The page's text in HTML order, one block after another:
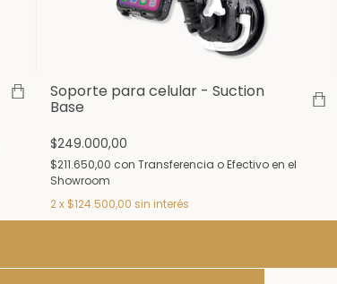
Soporte para celular - Suction
Base
$249.000,00
$211.650,00 con Transferencia o Efectivo en el
Showroom
2x $124.500,00 sin interés